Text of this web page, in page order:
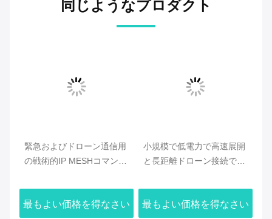
同じようなプロダクト
緊急およびドローン通信用
の戦術的IP MESHコマンド
最もよい価格を得なさい
小規模で低電力で高速展開
と長距離ドローン接続でド
適化
最もよい価格を得なさい